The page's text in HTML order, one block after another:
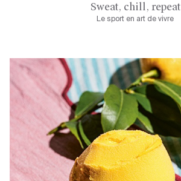
Sweat, chill, repeat
Le sport en art de vivre